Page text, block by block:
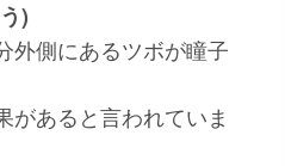
)
外側にあるツボが瞳子
があると言われていま